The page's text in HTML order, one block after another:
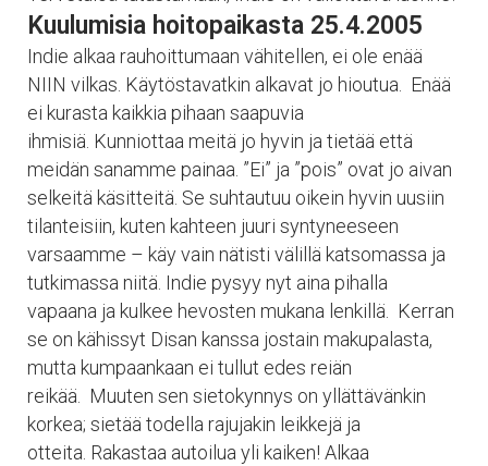
Kuulumisia hoitopaikasta 25.4.2005
Indie alkaa rauhoittumaan vähitellen, ei ole enää
NIIN vilkas. Käytöstavatkin alkavat jo hioutua. Enää
ei kurasta kaikkia pihaan saapuvia
ihmisiä. Kunniottaa meitä jo hyvin ja tietää että
meidän sanamme painaa. ”Ei” ja ”pois” ovat jo aivan
selkeitä käsitteitä. Se suhtautuu oikein hyvin uusiin
tilanteisiin, kuten kahteen juuri syntyneeseen
varsaamme – käy vain nätisti välillä katsomassa ja
tutkimassa niitä. Indie pysyy nyt aina pihalla
vapaana ja kulkee hevosten mukana lenkillä. Kerran
se on kähissyt Disan kanssa jostain makupalasta,
mutta kumpaankaan ei tullut edes reiän
reikää. Muuten sen sietokynnys on yllättävänkin
korkea; sietää todella rajujakin leikkejä ja
otteita. Rakastaa autoilua yli kaiken! Alkaa